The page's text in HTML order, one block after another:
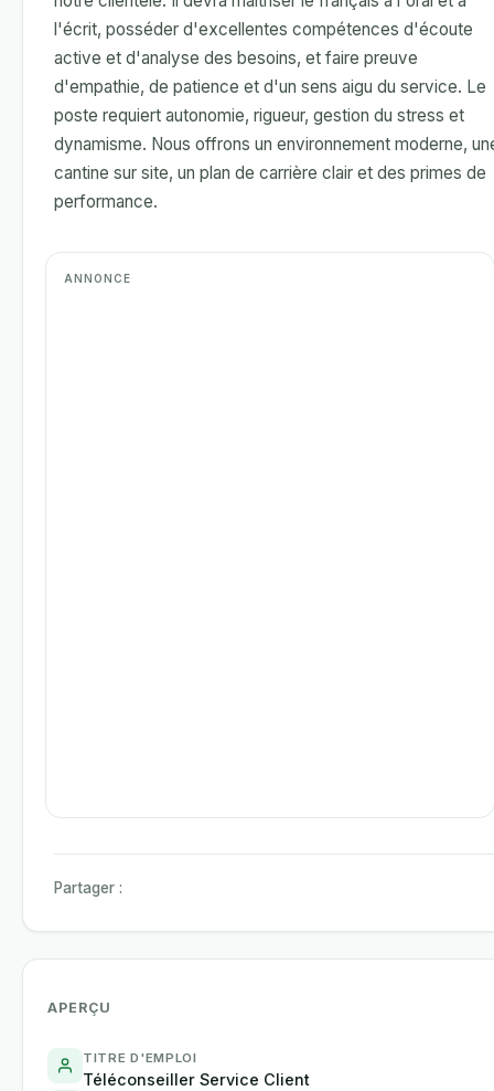
l'écrit, posséder d'excellentes compétences d'écoute
active et d'analyse des besoins, et faire preuve
d'empathie, de patience et d'un sens aigu du service. Le
poste requiert autonomie, rigueur, gestion du stress et
dynamisme. Nous offrons un environnement moderne,
cantine sur site, un plan de carrière clair et des primes de
performance.
Partager :
APERÇU
TITRE D'EMPLOI
Téléconseiller Service Client